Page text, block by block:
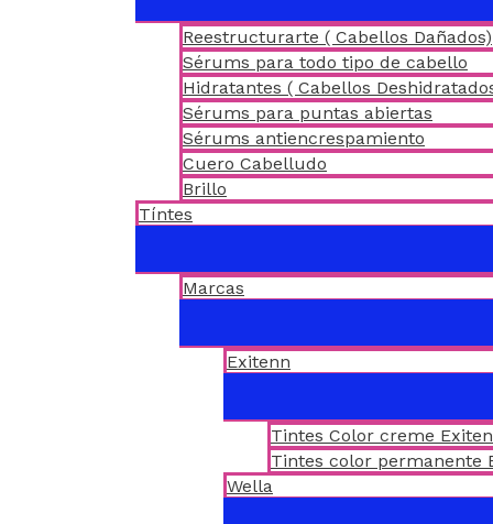
Reestructurarte ( Cabellos Dañados)
Sérums para todo tipo de cabello
Hidratantes ( Cabellos
Sérums para puntas abiertas
Sérums antiencrespamiento
Cuero Cabelludo
Brillo
Tíntes
Marcas
Exitenn
Tintes Color creme
Tintes color permanente
Wella